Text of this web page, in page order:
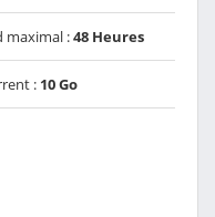
maximal :48 Heures
: 10 Go